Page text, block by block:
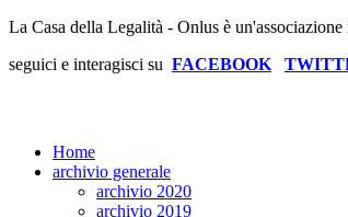
La Casa della Legalità - Onlus è
seguici e interagisci su FACEBOOK
Home
archivio generale
archivio 2020
archivio 2019